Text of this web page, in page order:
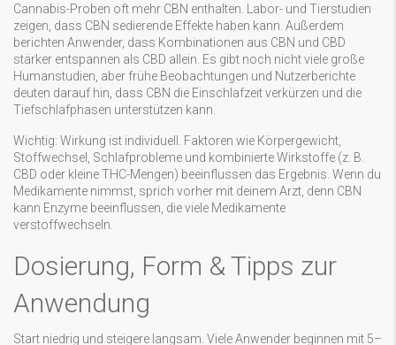
Cannabis-Proben oft mehr CBN enthalten. Labor- und Tierstudien
zeigen, dass CBN sedierende Effekte haben kann. Außerdem
berichten Anwender, dass Kombinationen aus CBN und CBD
stärker entspannen als CBD allein. Es gibt noch nicht viele große
Humanstudien, aber frühe Beobachtungen und Nutzerberichte
deuten darauf hin, dass CBN die Einschlafzeit verkürzen und die
Tiefschlafphasen unterstützen kann.
Wichtig: Wirkung ist individuell. Faktoren wie Körpergewicht,
Stoffwechsel, Schlafprobleme und kombinierte Wirkstoffe (z. B.
CBD oder kleine THC-Mengen) beeinflussen das Ergebnis. Wenn du
Medikamente nimmst, sprich vorher mit deinem Arzt, denn CBN
kann Enzyme beeinflussen, die viele Medikamente
verstoffwechseln.
Dosierung, Form & Tipps zur
Anwendung
Start niedrig und steigere langsam. Viele Anwender beginnen mit 5–